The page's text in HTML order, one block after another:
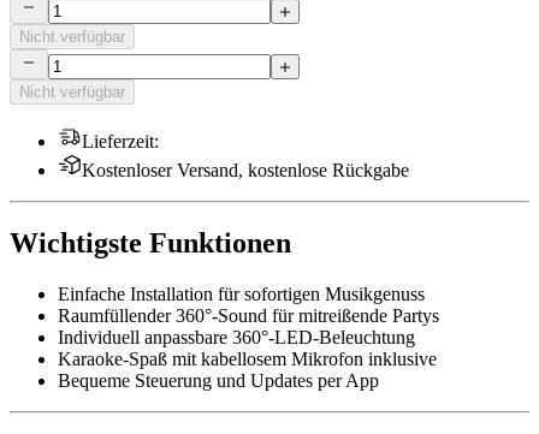
Nicht verfügbar
Nicht verfügbar
Lieferzeit:
Kostenloser Versand, kostenlose Rückgabe
Wichtigste Funktionen
Einfache Installation für sofortigen Musikgenuss
Raumfüllender 360°-Sound für mitreißende Partys
Individuell anpassbare 360°-LED-Beleuchtung
Karaoke-Spaß mit kabellosem Mikrofon inklusive
Bequeme Steuerung und Updates per App